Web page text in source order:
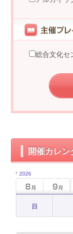
総合文化セ
開催カレン
2026
日